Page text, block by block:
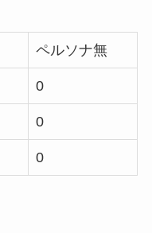
ペルソナ無
0
0
0